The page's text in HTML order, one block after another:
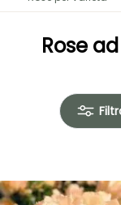
Rose